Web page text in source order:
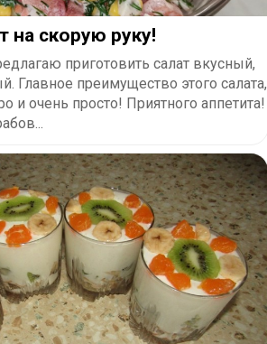
на скорую руку!
приготовить салат вкусный,
Главное преимущество этого салата,
и очень просто! Приятного аппетита!